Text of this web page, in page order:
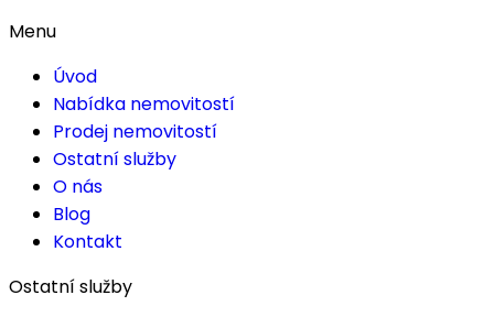
Menu
Úvod
Nabídka nemovitostí
Prodej nemovitostí
Ostatní služby
O nás
Blog
Kontakt
Ostatní služby